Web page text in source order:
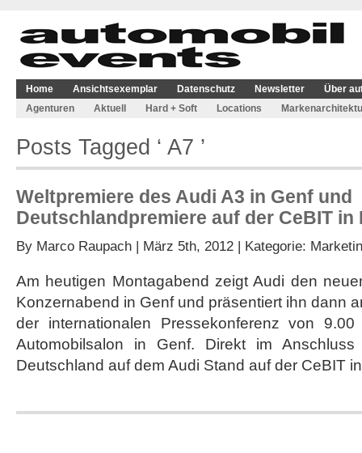
Home Ansichtsexemplar Datenschutz Newsletter
Über
Agenturen
Aktuell Hard + Soft Locations
Posts Tagged ‘ A7 ’
Weltpremiere des Audi A3 in Genf und
Deutschlandpremiere auf der CeBIT in
By Marco Raupach | März 5th, 2012 | Kategorie:
Am heutigen Montagabend zeigt Audi den
Konzernabend in Genf und präsentiert ihn dann
der internationalen Pressekonferenz von
Automobilsalon in Genf. Direkt im
Deutschland auf dem Audi Stand auf der CeBIT